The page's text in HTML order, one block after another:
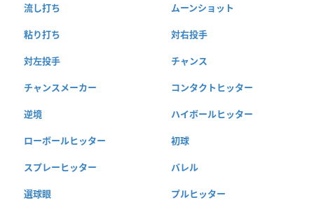
流し打ち ムーンショット
粘り打ち 対右投手
対左投手 チャンス
チャンスメーカー コンタクトヒッター
逆境 ハイボールヒッター
ローボールヒッター 初球
スプレーヒッター バレル
選球眼 プルヒッター